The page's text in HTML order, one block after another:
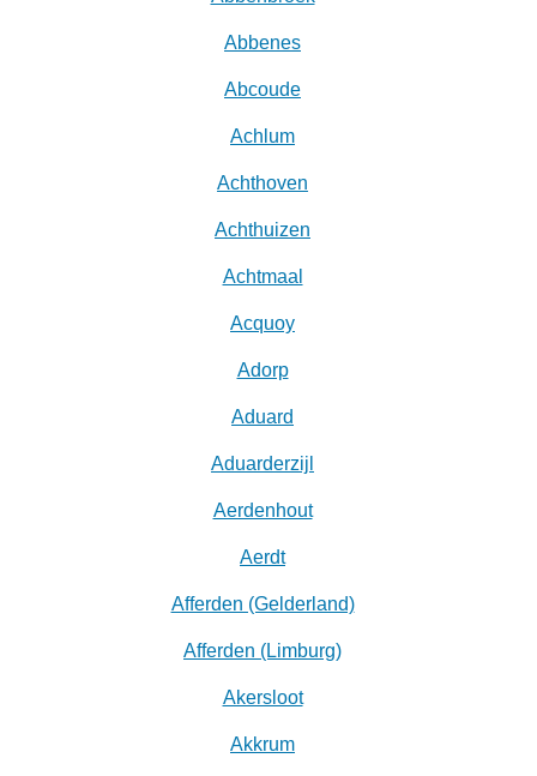
Abbenes
Abcoude
Achlum
Achthoven
Achthuizen
Achtmaal
Acquoy
Adorp
Aduard
Aduarderzijl
Aerdenhout
Aerdt
Afferden (Gelderland)
Afferden (Limburg)
Akersloot
Akkrum